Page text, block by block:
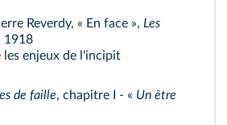
Reverdy, « En face », Les
1918
les enjeux de l'incipit
de faille, chapitre I - « Un être